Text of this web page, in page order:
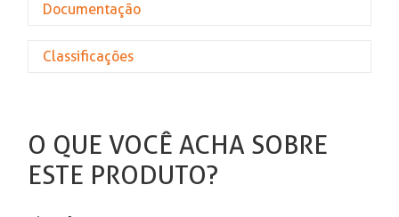
Documentação
Classificações
O QUE VOCÊ ACHA SOBRE
ESTE PRODUTO?